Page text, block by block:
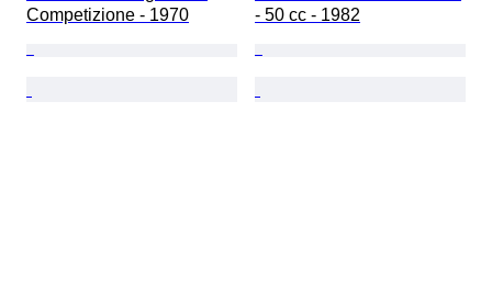
Competizione - 1970
- 50 cc - 1982